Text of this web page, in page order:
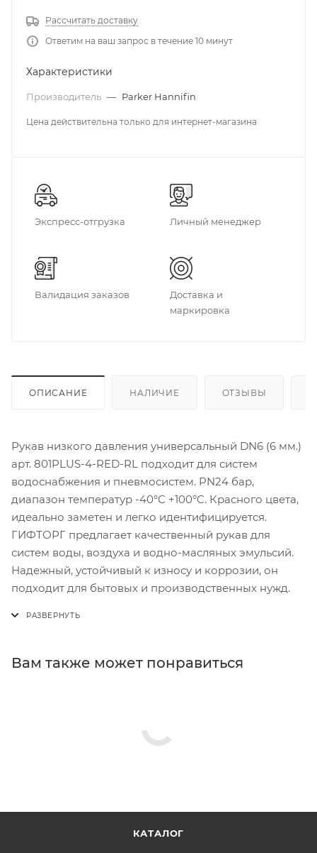
Рассчитать доставку
Ответим на ваш запрос в течение 10 минут
Характеристики
Производитель — Parker Hannifin
Цена действительна только для интернет-магазина
Экспресс-отгрузка Личный менеджер
Валидация заказов
Доставка и
маркировка
ОПИСАНИЕ НАЛИЧИЕ ОТЗЫВЫ
Рукав низкого давления универсальный DN6 (6 мм.)
арт. 801PLUS-4-RED-RL подходит для систем
водоснабжения и пневмосистем. PN24 бар,
диапазон температур -40°C +100°C. Красного цвета,
идеально заметен и легко идентифицируется.
ГИФТОРГ предлагает качественный рукав для
систем воды, воздуха и водно-масляных эмульсий.
Надежный, устойчивый к износу и коррозии, он
подходит для бытовых и производственных нужд.
Вам также может понравиться
КАТАЛОГ